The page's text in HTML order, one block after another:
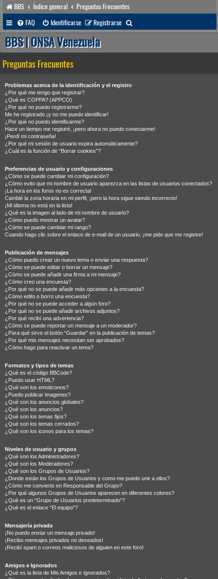
BBS Índice general
Preguntas Frecuentes
FAQ
Identificarse Registrarse
u
BBS | ONSA Venezuela
Preguntas Frecuentes
Problemas acerca de la identificación y el registro
¿Por qué me tengo que registrar?
¿Qué es COPPA? (APPCO)
¿Por qué no puedo registrarme?
Me he registrado ¡y no me puedo identificar!
¿Por qué no puedo identificarme?
Hace un tiempo me registré, ¡pero ahora no puedo conectarme!
¡Perdí mi contraseña!
¿Por qué mi sesión de usuario expira automáticamente?
¿Cuál es la función de “Borrar cookies”?
Preferencias de usuario y configuraciones
¿Cómo se puede cambiar mi configuración?
¿Cómo evito que mi nombre de usuario aparezca en las listas de usuarios conectados?
¡La hora en los foros no es correcta!
Cambié la zona horaria en mi perfil, ¡pero la hora sigue siendo incorrecto!
¡Mi idioma no está en la lista!
¿Qué es la imagen al lado de mi nombre de usuario?
¿Cómo puedo mostrar un avatar?
¿Cómo se puede cambiar mi rango?
Cuando hago clic sobre el enlace de e-mail de un usuario, ¡me pide que me registre!
Publicación de mensajes
¿Cómo puedo crear un nuevo tema o enviar una respuesta?
¿Cómo se puede editar o borrar un mensaje?
¿Cómo se puede añadir una firma a mi mensaje?
¿Cómo creo una encuesta?
¿Por qué no se puede añadir más opciones a la encuesta?
¿Cómo edito o borro una encuesta?
¿Por qué no se puede acceder a algún foro?
¿Por qué no se puede añadir archivos adjuntos?
¿Por qué recibí una advertencia?
¿Cómo se puede reportar un mensaje a un moderador?
¿Para qué sirve el botón “Guardar” en la publicación de temas?
¿Por qué mis mensajes necesitan ser aprobados?
¿Cómo hago para reactivar un tema?
Formatos y tipos de temas
¿Qué es el código BBCode?
¿Puedo usar HTML?
¿Qué son los emoticonos?
¿Puedo publicar imagenes?
¿Qué son los anuncios globales?
¿Qué son los anuncios?
¿Qué son los temas fijos?
¿Qué son los temas cerrados?
¿Qué son los iconos para los temas?
Niveles de usuario y grupos
¿Qué son los Administradores?
¿Qué son los Moderadores?
¿Qué son los Grupos de Usuarios?
¿Donde están los Grupos de Usuarios y como me puedo unir a ellos?
¿Cómo me convierto en Responsable del Grupo?
¿Por qué algunos Grupos de Usuarios aparecen en diferentes colores?
¿Qué es un “Grupo de Usuarios predeterminado”?
¿Qué es el enlace “El equipo”?
Mensajería privada
¡No puedo enviar un mensaje privado!
¡Recibo mensajes privados no deseados!
¡Recibí spam o correos maliciosos de alguien en este foro!
Amigos e Ignorados
¿Qué es la lista de Mis Amigos e Ignorados?